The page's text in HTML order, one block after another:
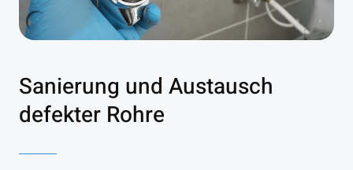
Sanierung und Austausch
defekter Rohre